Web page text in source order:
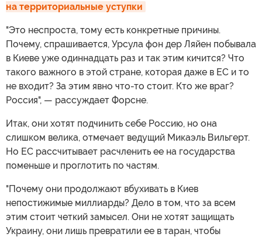
на территориальные уступки
"Это неспроста, тому есть конкретные причины.
Почему, спрашивается, Урсула фон дер Ляйен побывала
в Киеве уже одиннадцать раз и так этим кичится? Что
такого важного в этой стране, которая даже в ЕС и то
не входит? За этим явно что-то стоит. Кто же враг?
Россия", — рассуждает Форсне.
Итак, они хотят подчинить себе Россию, но она
слишком велика, отмечает ведущий Микаэль Вильгерт.
Но ЕС рассчитывает расчленить ее на государства
поменьше и проглотить по частям.
"Почему они продолжают вбухивать в Киев
непостижимые миллиарды? Дело в том, что за всем
этим стоит четкий замысел. Они не хотят защищать
Украину, они лишь превратили ее в таран, чтобы